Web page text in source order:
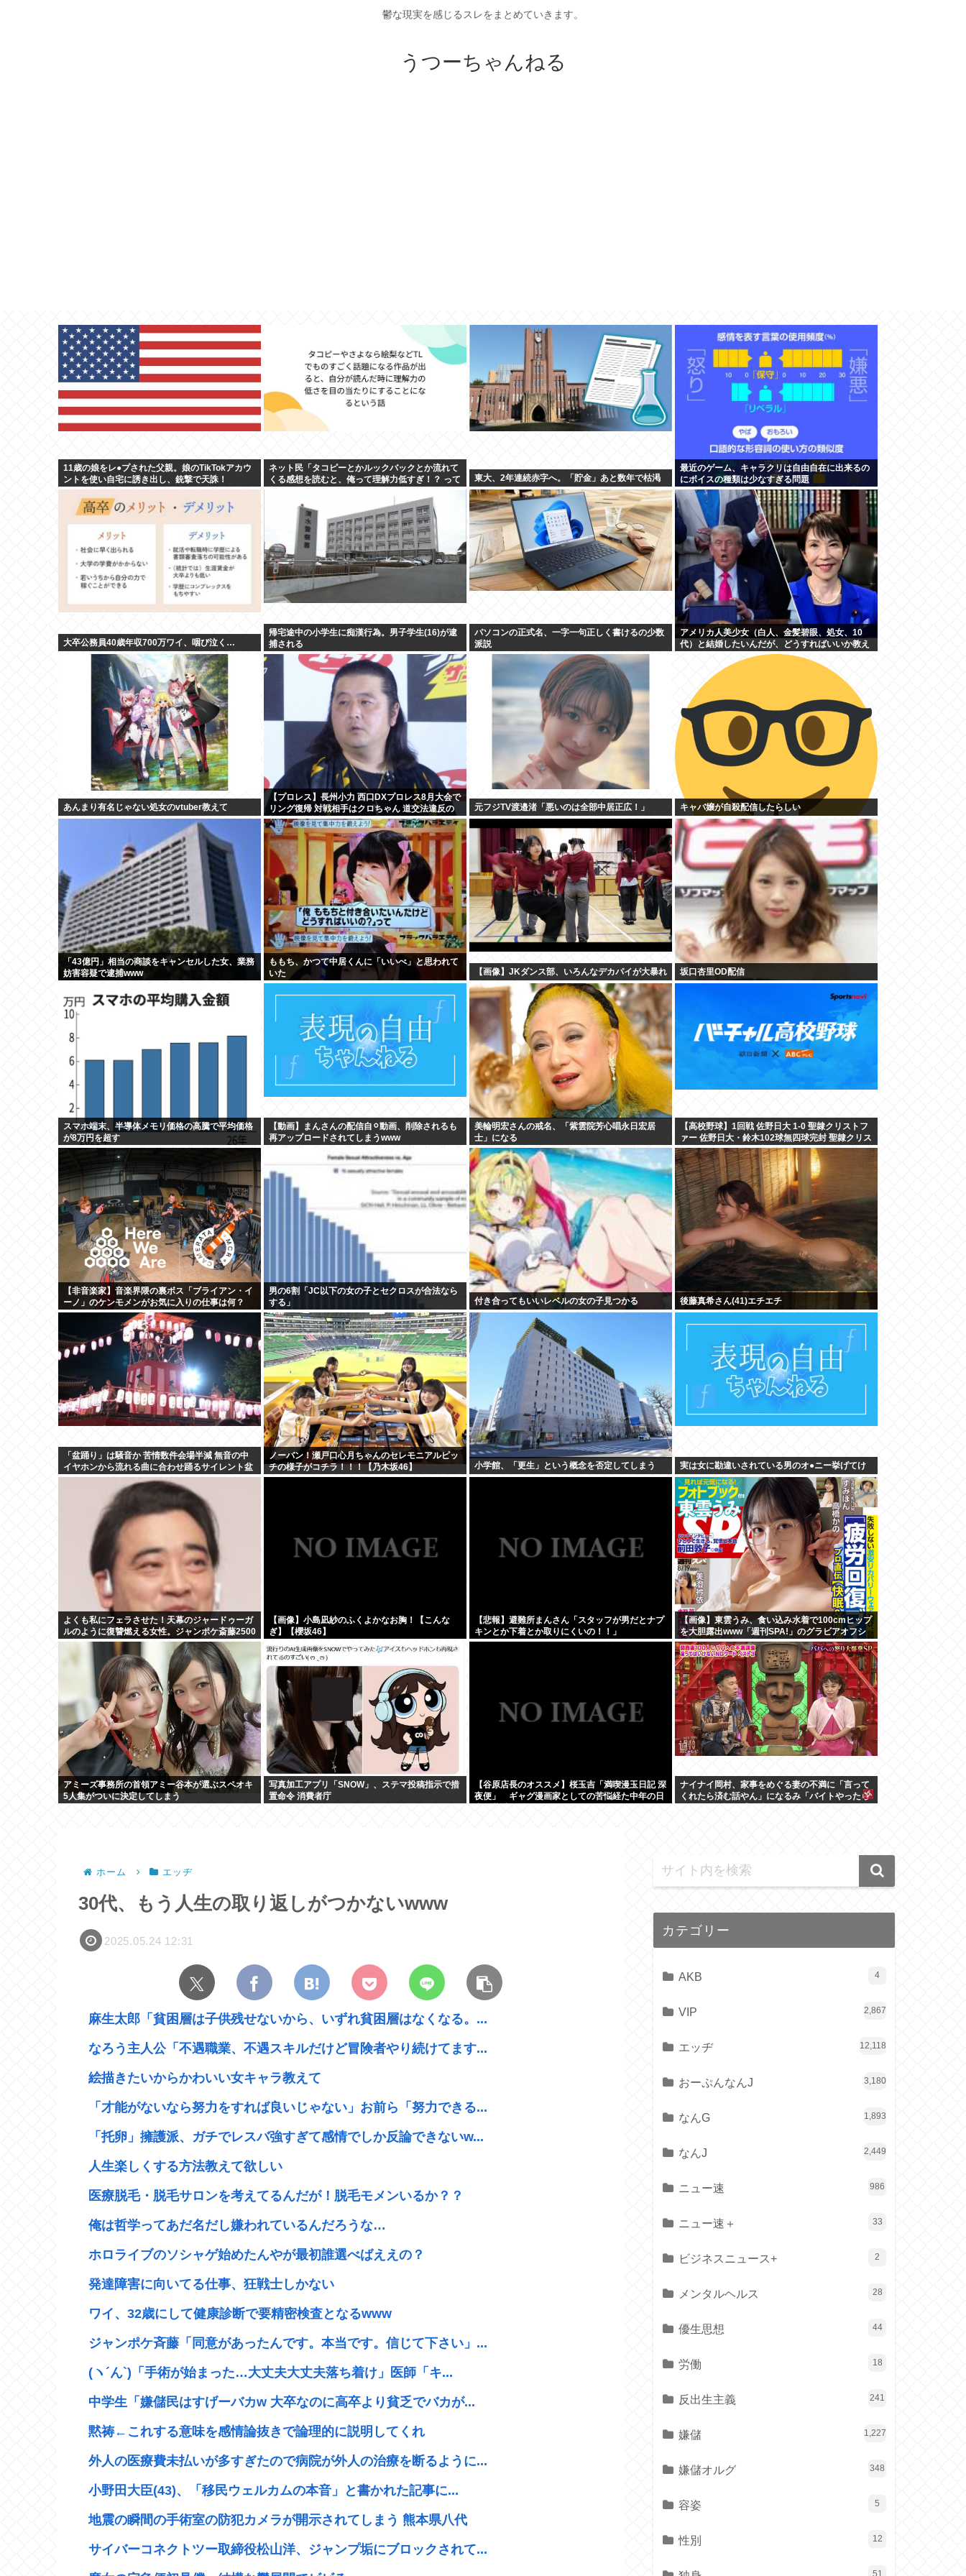
鬱な現実を感じるスレをまとめていきます。
うつーちゃんねる
11歳の娘をレ●プされた父親。娘のTikTokアカウ
ントを使い自宅に誘き出し、銃撃で天誅！
ネット民「タコピーとかルックバックとか流れて
くる感想を読むと、俺って理解力低すぎ！？ って
東大、2年連続赤字へ。「貯金」あと数年で枯渇
最近のゲーム、キャラクリは自由自在に出来るの
にボイスの種類は少なすぎる問題
大卒公務員40歳年収700万ワイ、咽び泣く…
帰宅途中の小学生に痴漢行為。男子学生(16)が逮
捕される
パソコンの正式名、一字一句正しく書けるの少数
派説
アメリカ人美少女（白人、金髪碧眼、処女、10
代）と結婚したいんだが、どうすればいいか教え
あんまり有名じゃない処女のvtuber教えて
【プロレス】長州小力 西口DXプロレス8月大会で
リング復帰 対戦相手はクロちゃん 道交法違反の
疑いも不起訴に
元フジTV渡邉渚「悪いのは全部中居正広！」 キャバ嬢が自殺配信したらしい
「43億円」相当の商談をキャンセルした女、業務
妨害容疑で逮捕www
ももち、かつて中居くんに「いいべ」と思われて
いた
【画像】JKダンス部、いろんなデカパイが大暴れ 坂口杏里OD配信
スマホ端末、半導体メモリ価格の高騰で平均価格
が8万円を超す
【動画】まんさんの配信自⚪︎動画、削除されるも
再アップロードされてしまうwww
美輪明宏さんの戒名、「紫雲院芳心唱永日宏居
士」になる
【高校野球】1回戦 佐野日大 1-0 聖隷クリストフ
ァー 佐野日大・鈴木102球無四球完封 聖隷クリス
トファーはエラーに泣く
【非音楽家】音楽界隈の裏ボス「ブライアン・イ
ーノ」のケンモメンがお気に入りの仕事は何？
男の6割「JC以下の女の子とセクロスが合法なら
する」
付き合ってもいいレベルの女の子見つかる 後藤真希さん(41)エチエチ
「盆踊り」は騒音か 苦情数件会場半減 無音の中
イヤホンから流れる曲に合わせ踊るサイレント盆
ダンスも
ノーバン！瀬戸口心月ちゃんのセレモニアルピッ
チの様子がコチラ！！！【乃木坂46】
小学館、「更生」という概念を否定してしまう 実は女に勘違いされている男のオ●ニー挙げてけ
よくも私にフェラさせた！天幕のジャードゥーガ
ルのように復讐燃える女性。ジャンポケ斎藤2500
万拒否
【画像】小島凪紗のふくよかなお胸！【こんな
ぎ】【櫻坂46】
【悲報】避難所まんさん「スタッフが男だとナプ
キンとか下着とか取りにくいの！！」
【画像】東雲うみ、食い込み水着で100cmヒップ
を大胆露出www「週刊SPA!」のグラビアオフシ
ョットが万バズ！！！
アミーズ事務所の首領アミー谷本が選ぶスペオキ
5人集がついに決定してしまう
写真加工アプリ「SNOW」、ステマ投稿指示で措
置命令 消費者庁
【谷原店長のオススメ】桜玉吉「満喫漫玉日記 深
夜便」 ギャグ漫画家としての苦悩経た中年の日
ナイナイ岡村、家事をめぐる妻の不満に「言って
くれたら済む話やん」になるみ「バイトやったら
ホーム エッヂ
30代、もう人生の取り返しがつかないwww
2025.05.24 12:31
麻生太郎「貧困層は子供残せないから、いずれ貧困層はなくなる。...
なろう主人公「不遇職業、不遇スキルだけど冒険者やり続けてます...
絵描きたいからかわいい女キャラ教えて
「才能がないなら努力をすれば良いじゃない」お前ら「努力できる...
「托卵」擁護派、ガチでレスバ強すぎて感情でしか反論できないw...
人生楽しくする方法教えて欲しい
医療脱毛・脱毛サロンを考えてるんだが！脱毛モメンいるか？？
俺は哲学ってあだ名だし嫌われているんだろうな…
ホロライブのソシャゲ始めたんやが最初誰選べばええの？
発達障害に向いてる仕事、狂戦士しかない
ワイ、32歳にして健康診断で要精密検査となるwww
ジャンポケ斉藤「同意があったんです。本当です。信じて下さい」...
(ヽ´ん`)「手術が始まった…大丈夫大丈夫落ち着け」医師「キ...
中学生「嫌儲民はすげーバカw 大卒なのに高卒より貧乏でバカが...
黙祷←これする意味を感情論抜きで論理的に説明してくれ
外人の医療費未払いが多すぎたので病院が外人の治療を断るように...
小野田大臣(43)、「移民ウェルカムの本音」と書かれた記事に...
地震の瞬間の手術室の防犯カメラが開示されてしまう 熊本県八代
サイバーコネクトツー取締役松山洋、ジャンプ垢にブロックされて...
カテゴリー
AKB 4
VIP 2,867
エッヂ 12,118
おーぷんなんJ 3,180
なんG 1,893
なんJ 2,449
ニュー速 986
ニュー速＋ 33
ビジネスニュース+ 2
メンタルヘルス 28
優生思想 44
労働 18
反出生主義 241
嫌儲 1,227
嫌儲オルグ 348
容姿 5
性別 12
51